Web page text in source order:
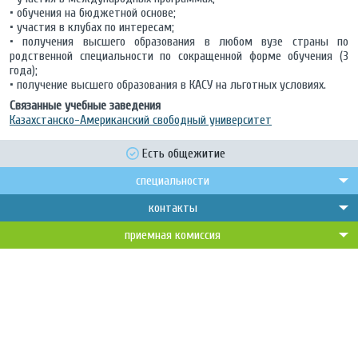
• обучения на бюджетной основе;
• участия в клубах по интересам;
• получения высшего образования в любом вузе страны по
родственной специальности по сокращенной форме обучения (3
года);
• получение высшего образования в КАСУ на льготных условиях.
Связанные учебные заведения
Казахстанско-Американский свободный университет
Есть общежитие
специальности
контакты
приемная комиссия